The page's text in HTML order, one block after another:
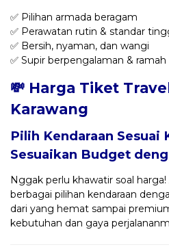
✅ Pilihan armada beragam
✅ Perawatan rutin & standar
✅ Bersih, nyaman, dan wangi
✅ Supir berpengalaman & ramah
💸 Harga Tiket
Karawang
Pilih Kendaraan Sesuai
Sesuaikan Budget
Nggak perlu khawatir soal harga!
berbagai pilihan kendaraan
dari yang hemat sampai
kebutuhan dan gaya